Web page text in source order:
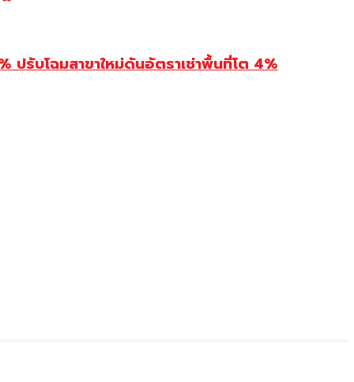
รับโฉมสาขาใหม่ดันอัตราเช่าพื้นที่โต 4%